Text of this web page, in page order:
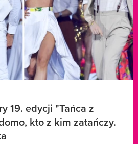
19. edycji "Tańca z
kto z kim zatańczy.